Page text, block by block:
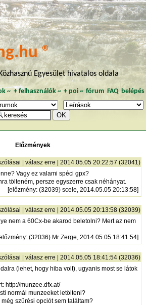
®
Egyesület hivatalos oldala
~ +felhasználók~ + poi~ fórum FAQ belépés
Előzmények
| válasz erre | 2014.05.05 20:22:57 (32041)
Vagy ez valami spéci gpx?
tölteném, persze egyszerre csak néhányat.
[előzmény: (32039) scele, 2014.05.05 20:13:58]
| válasz erre | 2014.05.05 20:13:58 (32039)
nem a 60Cx-be akarod beletolni? Mert az nem
: (32036) Mr Zerge, 2014.05.05 18:41:54]
| válasz erre | 2014.05.05 18:41:54 (32036)
(lehet, hogy hiba volt), ugyanis most se látok
http://munzee.dfx.at/
normál munzeeket letölteni?
szürési opciót sem találtam?